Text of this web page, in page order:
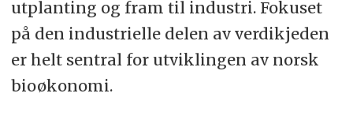
utplanting og fram til industri. Fokuset
på den industrielle delen av verdikjeden
er helt sentral for utviklingen av norsk
bioøkonomi.